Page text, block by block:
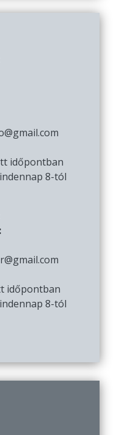
időpontban
8-tól
időpontban
8-tól